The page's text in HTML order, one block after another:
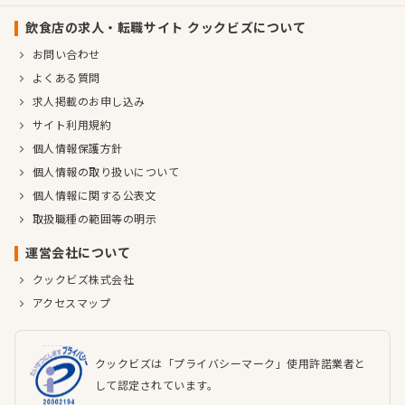
飲食店の求人・転職サイト クックビズについて
お問い合わせ
よくある質問
求人掲載のお申し込み
サイト利用規約
個人情報保護方針
個人情報の取り扱いについて
個人情報に関する公表文
取扱職種の範囲等の明示
運営会社について
クックビズ株式会社
アクセスマップ
クックビズは「プライバシーマーク」使用許諾業者と
して認定されています。